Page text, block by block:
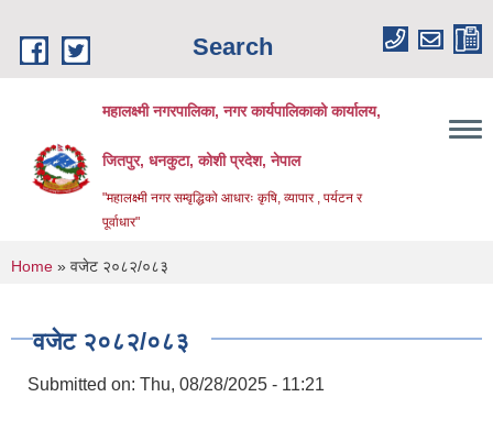
Search
महालक्ष्मी नगरपालिका, नगर कार्यपालिकाको कार्यालय,
जितपुर, धनकुटा, कोशी प्रदेश, नेपाल
"महालक्ष्मी नगर सम्वृद्धिको आधारः कृषि, व्यापार , पर्यटन र
पूर्वाधार"
You are here
Home » वजेट २०८२/०८३
वजेट २०८२/०८३
Submitted on: Thu, 08/28/2025 - 11:21